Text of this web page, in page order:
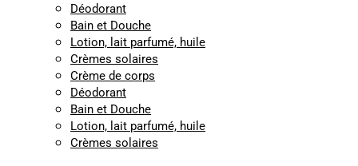
Déodorant
Bain et Douche
Lotion, lait parfumé, huile
Crèmes solaires
Crème de corps
Déodorant
Bain et Douche
Lotion, lait parfumé, huile
Crèmes solaires